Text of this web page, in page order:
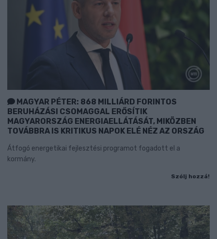
MAGYAR PÉTER: 868 MILLIÁRD FORINTOS
BERUHÁZÁSI CSOMAGGAL ERŐSÍTIK
MAGYARORSZÁG ENERGIAELLÁTÁSÁT, MIKÖZBEN
TOVÁBBRA IS KRITIKUS NAPOK ELÉ NÉZ AZ ORSZÁG
Átfogó energetikai fejlesztési programot fogadott el a
kormány.
Szólj hozzá!